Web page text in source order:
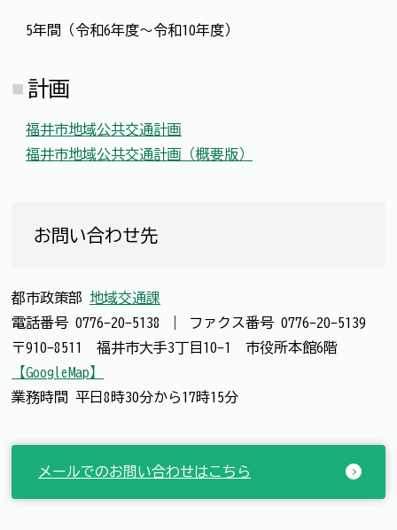
5年間（令和6年度～令和10年度）
計画
福井市地域公共交通計画
福井市地域公共交通計画（概要版）
お問い合わせ先
都市政策部 地域交通課
電話番号 0776-20-5138 ファクス番号 0776-20-5139
〒910-8511 福井市大手3丁目10-1 市役所本館6階
【GoogleMap】
業務時間 平日8時30分から17時15分
メールでのお問い合わせはこちら